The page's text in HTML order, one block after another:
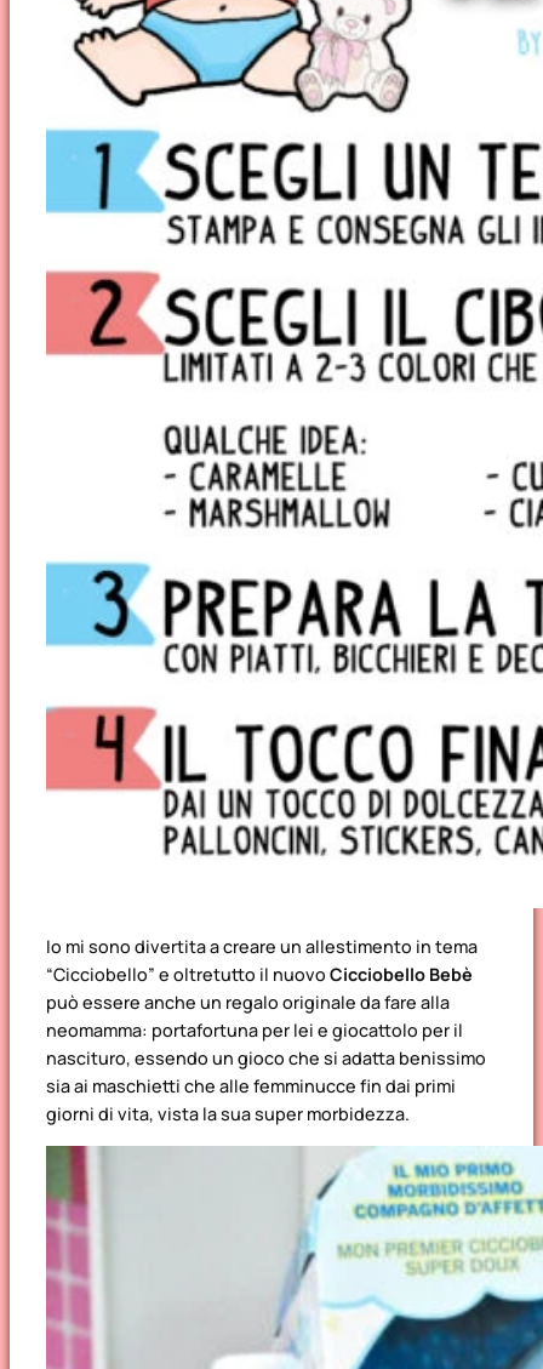
Io mi sono divertita a creare un allestimento in tema
“Cicciobello” e oltretutto il nuovo Cicciobello Bebè
può essere anche un regalo originale da fare alla
neomamma: portafortuna per lei e giocattolo per il
nascituro, essendo un gioco che si adatta benissimo
sia ai maschietti che alle femminucce fin dai primi
giorni di vita, vista la sua super morbidezza.